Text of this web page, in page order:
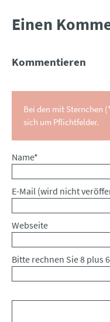
Einen
Kommentieren
Bei den mit Sternchen
sich um Pflichtfelder.
Pflichtfeld
Name*
Pflichtfeld
E-Mail (wird nicht
Webseite
Bitte rechnen Sie 8 plus